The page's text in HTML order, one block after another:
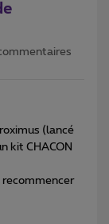
(lancé
kit CHACON
recommencer